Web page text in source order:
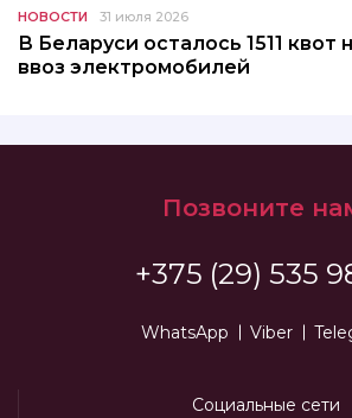
НОВОСТИ 31 июля 2026
В Беларуси осталось 1511 квот
ввоз электромобилей
Позвоните
+375 (29) 535
WhatsApp Viber
Социальные сети